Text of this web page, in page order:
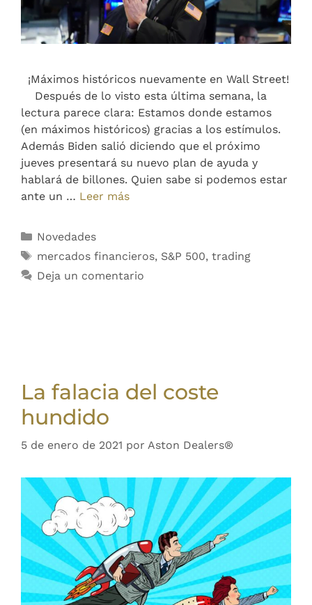
¡Máximos históricos nuevamente en Wall Street!
Después de lo visto esta última semana, la
lectura parece clara: Estamos donde estamos
(en máximos históricos) gracias a los estímulos.
Además Biden salió diciendo que el próximo
jueves presentará su nuevo plan de ayuda y
hablará de billones. Quien sabe si podemos estar
ante un … Leer más
Novedades
mercados financieros, S&P 500, trading
Deja un comentario
La falacia del coste
hundido
5 de enero de 2021 por Aston Dealers®